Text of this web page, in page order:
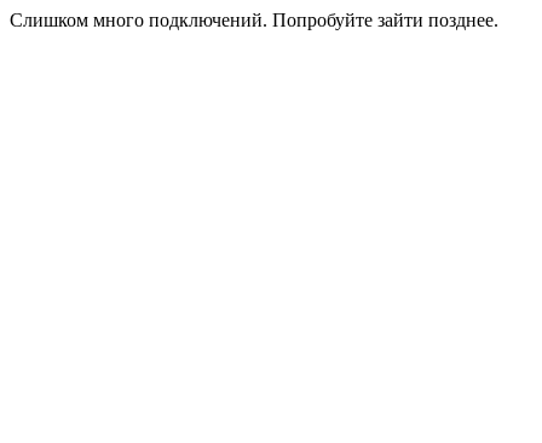
Слишком много подключений. Попробуйте зайти позднее.